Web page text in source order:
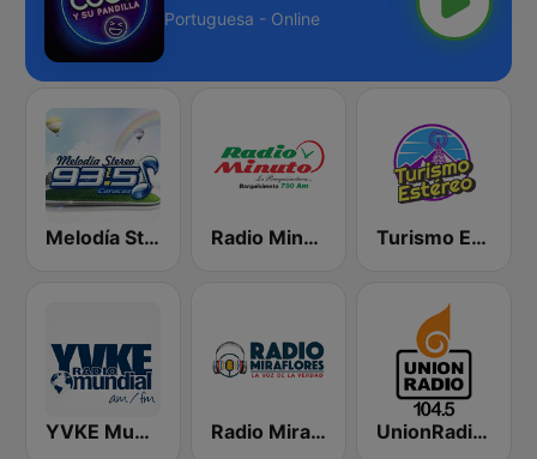
Portuguesa - Online
Melodía Stereo Radio Minuto 790 AM Turismo Estereo Merida Venezuela
YVKE Mundial Caracas Radio Miraflores UnionRadio 104.5